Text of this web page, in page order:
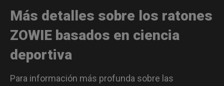
Más detalles sobre los ratones
ZOWIE basados en ciencia
deportiva
Para información más profunda sobre las